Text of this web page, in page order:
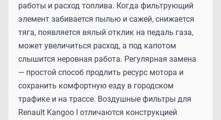
работы и расход топлива. Когда фильтрующий
элемент забивается пылью и сажей, снижается
тяга, появляется вялый отклик на педаль газа,
может увеличиться расход, а под капотом
слышится неровная работа. Регулярная замена
— простой способ продлить ресурс мотора и
сохранить комфортную езду в городском
трафике и на трассе. Воздушные фильтры для
Renault Kangoo I отличаются конструкцией